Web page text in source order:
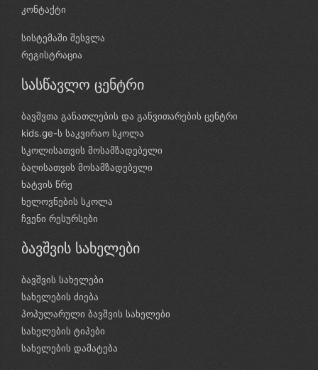
კონტაქტი
სისტემაში შესვლა
რეგისტრაცია
სასწავლო ცენტრი
ბავშვთა განათლების და განვითარების ცენტრი
kids.ge-ს საკვირაო სკოლა
სკოლისათვის მოსამზადებელი
ბაღისათვის მოსამზადებელი
ხატვის წრე
ხელოვნების სკოლა
ჩვენი რესურსები
ბავშვის სახელები
ბავშვის სახელები
სახელების ძიება
პოპულარული ბავშვის სახელები
სახელების ტიპები
სახელების დამატება